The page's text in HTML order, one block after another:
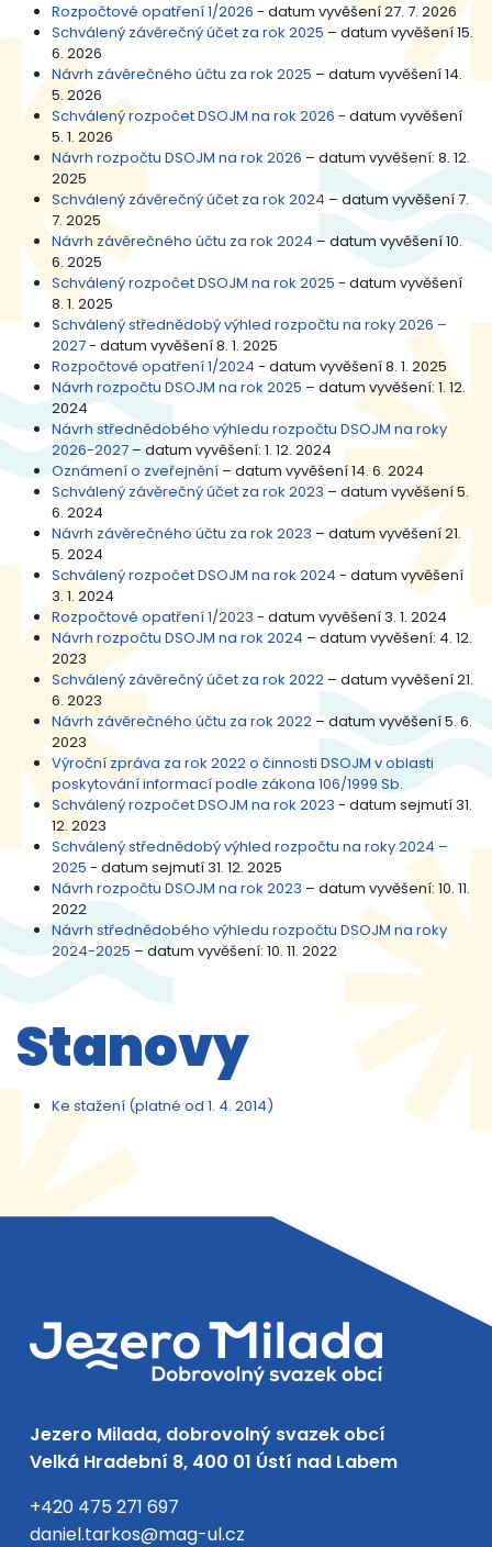
Rozpočtové opatření 1/2026 - datum vyvěšení 27. 7. 2026
Schválený závěrečný účet za rok 2025 – datum vyvěšení 15.
6. 2026
Návrh závěrečného účtu za rok 2025 – datum vyvěšení 14.
5. 2026
Schválený rozpočet DSOJM na rok 2026 - datum vyvěšení
5. 1. 2026
Návrh rozpočtu DSOJM na rok 2026 – datum vyvěšení: 8. 12.
2025
Schválený závěrečný účet za rok 2024 – datum vyvěšení 7.
7. 2025
Návrh závěrečného účtu za rok 2024 – datum vyvěšení 10.
6. 2025
Schválený rozpočet DSOJM na rok 2025 - datum vyvěšení
8. 1. 2025
Schválený střednědobý výhled rozpočtu na roky 2026 –
2027- datum vyvěšení 8. 1. 2025
Rozpočtové opatření 1/2024 - datum vyvěšení 8. 1. 2025
Návrh rozpočtu DSOJM na rok 2025 – datum vyvěšení: 1. 12.
2024
Návrh střednědobého výhledu rozpočtu DSOJM na roky
2026-2027 – datum vyvěšení: 1. 12. 2024
Oznámení o zveřejnění – datum vyvěšení 14. 6. 2024
Schválený závěrečný účet za rok 2023 – datum vyvěšení 5.
6. 2024
Návrh závěrečného účtu za rok 2023 – datum vyvěšení 21.
5. 2024
Schválený rozpočet DSOJM na rok 2024 - datum vyvěšení
3. 1. 2024
Rozpočtové opatření 1/2023 - datum vyvěšení 3. 1. 2024
Návrh rozpočtu DSOJM na rok 2024 – datum vyvěšení: 4. 12.
2023
Schválený závěrečný účet za rok 2022 – datum vyvěšení 21.
6. 2023
Návrh závěrečného účtu za rok 2022 – datum vyvěšení 5. 6.
2023
Výroční zpráva za rok 2022 o činnosti DSOJM v oblasti
poskytování informací podle zákona 106/1999 Sb.
Schválený rozpočet DSOJM na rok 2023 - datum sejmutí 31.
12. 2023
Schválený střednědobý výhled rozpočtu na roky 2024 –
2025 - datum sejmutí 31. 12. 2025
Návrh rozpočtu DSOJM na rok 2023 – datum vyvěšení: 10. 11.
2022
Návrh střednědobého výhledu rozpočtu DSOJM na roky
2024-2025 – datum vyvěšení: 10. 11. 2022
Stanovy
Ke stažení (platné od 1. 4. 2014)
Jezero Milada, dobrovolný svazek obcí
Velká Hradební 8, 400 01 Ústí nad Labem
+420 475 271 697
daniel.tarkos@mag-ul.cz